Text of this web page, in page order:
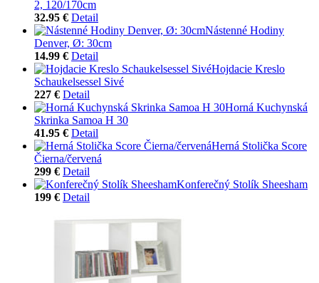
2, 120/170cm
32.95 € Detail
Nástenné Hodiny
Denver, Ø: 30cm
14.99 € Detail
Hojdacie Kreslo
Schaukelsessel Sivé
227 € Detail
Horná Kuchynská
Skrinka Samoa H 30
41.95 € Detail
Herná Stolička Score
Čierna/červená
299 € Detail
Konferečný Stolík Sheesham
199 € Detail